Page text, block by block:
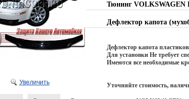
Увеличить
Тюнинг VOLKSWAGEN
Дефлектор капота
Дефлектор капота
Для установки Не требует
Имеются все необходимые
Уточняйте стоимость,